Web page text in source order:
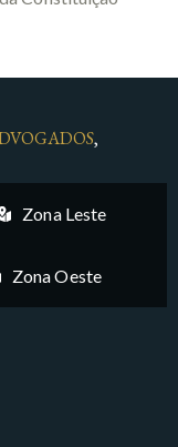
,
Zona Leste
Zona Oeste